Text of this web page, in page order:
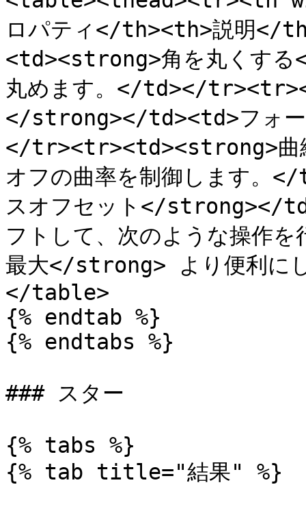
ロパティ</th><th>説明
<td><strong>角を丸くす
丸めます。</td></
</strong></td><td>フォー
</tr><tr><td><strong>曲
オフの曲率を制御します
スオフセット</strong></
フトして、次のような操作
最大</strong> より便利
</table>
{% endtab %}
{% endtabs %}
### スター
{% tabs %}
{% tab title="結果" %}